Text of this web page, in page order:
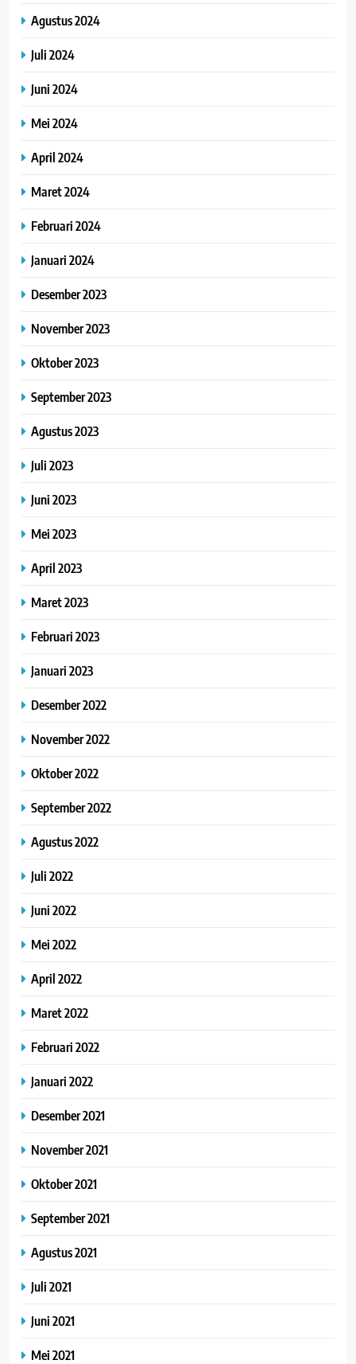
Agustus 2024
Juli 2024
Juni 2024
Mei 2024
April 2024
Maret 2024
Februari 2024
Januari 2024
Desember 2023
November 2023
Oktober 2023
September 2023
Agustus 2023
Juli 2023
Juni 2023
Mei 2023
April 2023
Maret 2023
Februari 2023
Januari 2023
Desember 2022
November 2022
Oktober 2022
September 2022
Agustus 2022
Juli 2022
Juni 2022
Mei 2022
April 2022
Maret 2022
Februari 2022
Januari 2022
Desember 2021
November 2021
Oktober 2021
September 2021
Agustus 2021
Juli 2021
Juni 2021
Mei 2021